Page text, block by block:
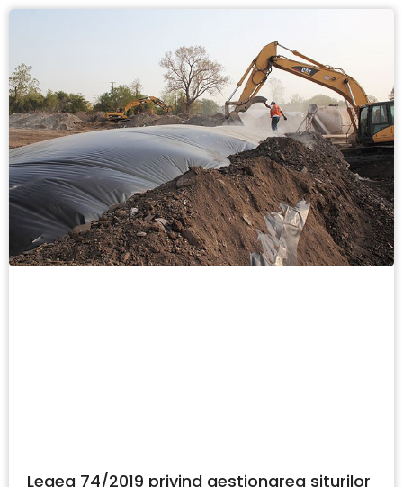
Legea 74/2019 privind gestionarea siturilor